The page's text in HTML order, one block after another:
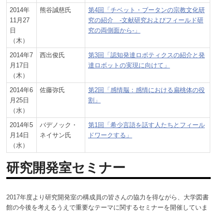
2014年
11月27
日
（木）
熊谷誠慈氏
第4回「チベット・ブータンの宗教文化研
究の紹介 -文献研究およびフィールド研
究の両側面から-」
2014年7
月17日
（木）
西出俊氏
第3回「認知発達ロボティクスの紹介と発
達ロボットの実現に向けて」
2014年6
月25日
（水）
佐藤弥氏
第2回「感情脳：感情における扁桃体の役
割」
2014年5
月14日
（水）
バデノック・
ネイサン氏
第1回「希少言語を話す人たちとフィール
ドワークする」
研究開発室セミナー
2017年度より研究開発室の構成員の皆さんの協力を得ながら、大学図書
館の今後を考えるうえで重要なテーマに関するセミナーを開催していま